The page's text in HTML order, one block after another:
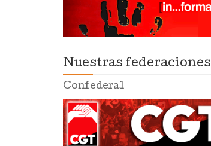
Nuestras federaciones
Confederal